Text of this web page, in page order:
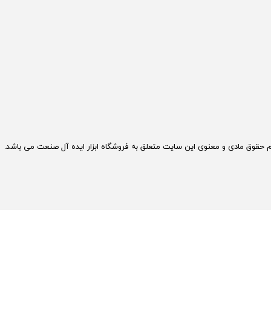
حقوق مادی و معنوی این سایت متعلق به فروشگاه ابزار ایده آل صنعت می باشد.